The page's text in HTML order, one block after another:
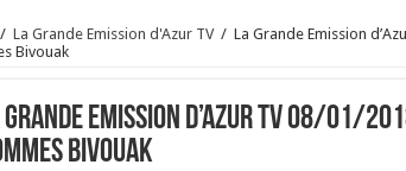
/ La Grande Emission d'Azur TV / La Grande Emission
Bivouak
Grande Emission d’Azur TV 08/01/
Bivouak